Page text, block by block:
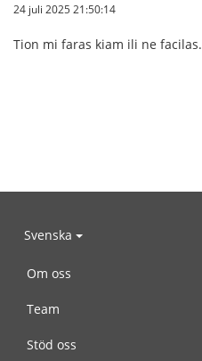
24 juli 2025 21:50:14
Tion mi faras kiam ili ne facilas.
Svenska
Om oss
Team
Stöd oss